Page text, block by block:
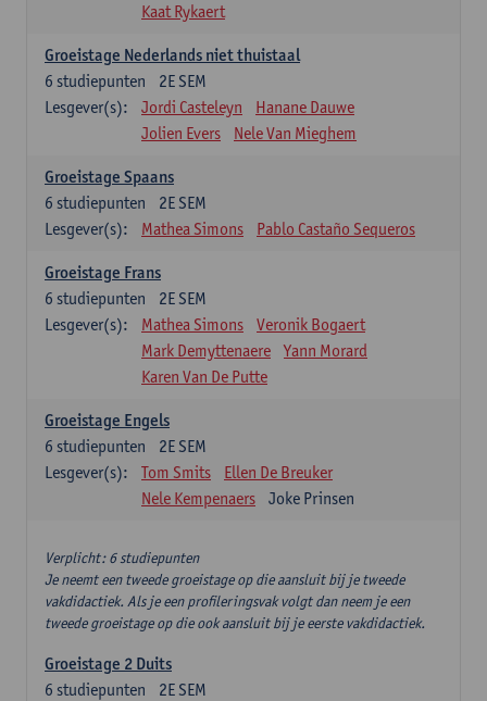
Kaat Rykaert
Groeistage Nederlands niet thuistaal
2E SEM
6 studiepunten
Lesgever(s):
Jordi Casteleyn
Hanane Dauwe
Jolien Evers
Nele Van Mieghem
Groeistage Spaans
2E SEM
6 studiepunten
Lesgever(s):
Mathea Simons Pablo Castaño Sequeros
Groeistage Frans
2E SEM
6 studiepunten
Lesgever(s):
Mathea Simons
Veronik Bogaert
Mark Demyttenaere
Yann Morard
Karen Van De Putte
Groeistage Engels
2E SEM
6 studiepunten
Lesgever(s):
Tom Smits
Ellen De Breuker
Nele Kempenaers
Joke Prinsen
Verplicht: 6 studiepunten
Je neemt een tweede groeistage op die aansluit bij je tweede
vakdidactiek. Als je een profileringsvak volgt dan neem je een
tweede groeistage op die ook aansluit bij je eerste vakdidactiek.
Groeistage 2 Duits
2E SEM
6 studiepunten